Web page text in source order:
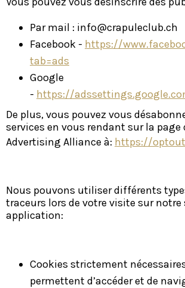
Par mail : info@crapuleclub.ch
Facebook - https://
tab=ads
Google
- https://
De plus, vous pouvez vous
services en vous rendant sur la
Advertising Alliance à: https://
Nous pouvons utiliser différents
traceurs lors de votre visite sur
application:
Cookies strictement
permettent d’accéder et de